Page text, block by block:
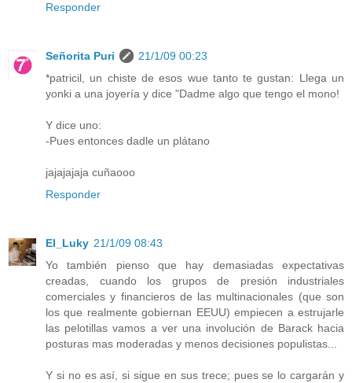
Responder
Señorita Puri
21/1/09 00:23
*patricil, un chiste de esos wue tanto te gustan: Llega un
yonki a una joyería y dice "Dadme algo que tengo el mono!
Y dice uno:
-Pues entonces dadle un plátano
jajajajaja cuñaooo
Responder
El_Luky 21/1/09 08:43
Yo también pienso que hay demasiadas expectativas
creadas, cuando los grupos de presión industriales
comerciales y financieros de las multinacionales (que son
los que realmente gobiernan EEUU) empiecen a estrujarle
las pelotillas vamos a ver una involución de Barack hacia
posturas mas moderadas y menos decisiones populistas...
Y si no es así, si sigue en sus trece; pues se lo cargarán y